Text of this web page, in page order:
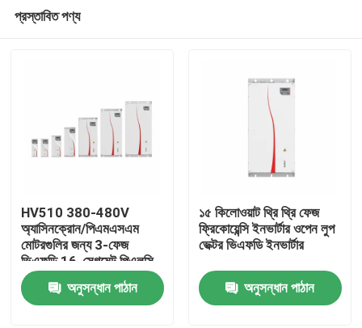
বাড়ি
প্রস্তাবিত পণ্য
HV510 380-480V
অ্যাসিনক্রোন/পিএমএসএম
মোটরগুলির জন্য 3-ফেজ
ভিএফডি 16-সেগমেন্ট পিএলসি
মাল্টি-স্পিড অপারেশন সমর্থনকারী
ভিএফডি অনুসন্ধান পাঠান
১৫ কিলোওয়াট থ্রি থ্রি ফেজ
ফ্রিকোয়েন্সি ইনভার্টার ওপেন লুপ
ভেক্টর ভিএফডি ইনভার্টার
অনুসন্ধান পাঠান